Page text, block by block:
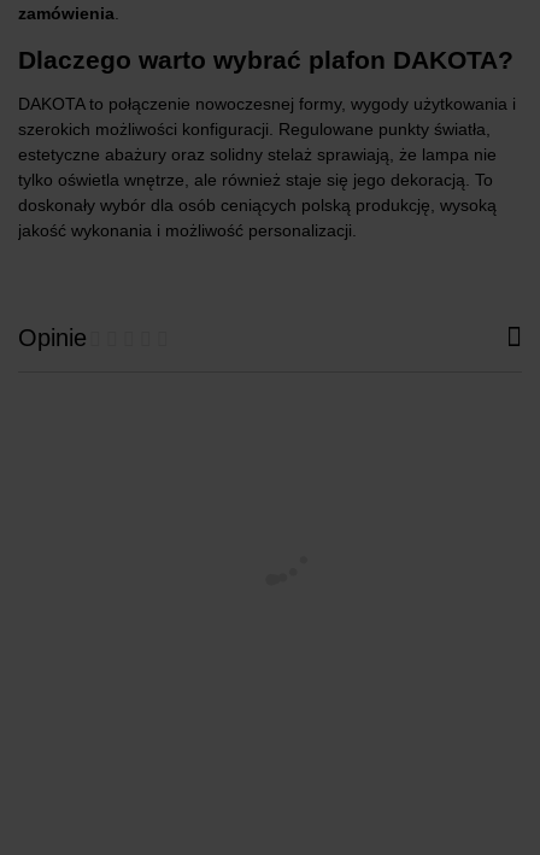
zamówienia.
Dlaczego warto wybrać plafon DAKOTA?
DAKOTA to połączenie nowoczesnej formy, wygody użytkowania i
szerokich możliwości konfiguracji. Regulowane punkty światła,
estetyczne abażury oraz solidny stelaż sprawiają, że lampa nie
tylko oświetla wnętrze, ale również staje się jego dekoracją. To
doskonały wybór dla osób ceniących polską produkcję, wysoką
jakość wykonania i możliwość personalizacji.
Opinie